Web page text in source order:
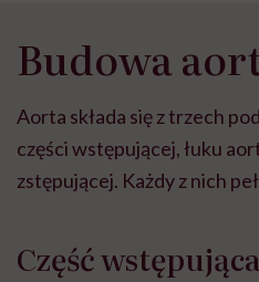
Budowa
Aorta składa się z trzech
części wstępującej, łuku
zstępującej. Każdy z nich
Część